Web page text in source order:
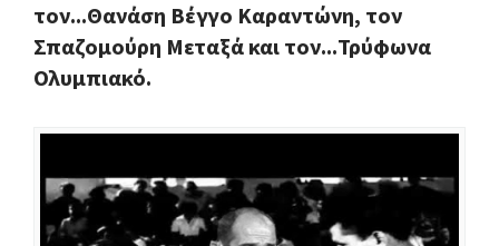
τον...Θανάση Βέγγο Καραντώνη, τον
Σπαζομούρη Μεταξά και τον...Τρύφωνα
Ολυμπιακό.